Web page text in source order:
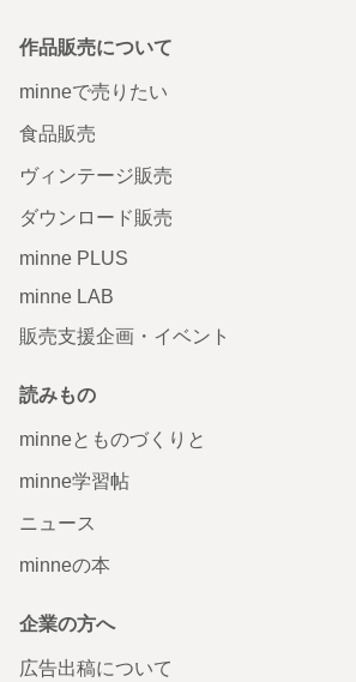
作品販売について
minneで売りたい
食品販売
ヴィンテージ販売
ダウンロード販売
minne PLUS
minne LAB
販売支援企画・イベント
読みもの
minneとものづくりと
minne学習帖
ニュース
minneの本
企業の方へ
広告出稿について